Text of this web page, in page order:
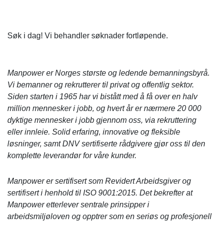
Søk i dag! Vi behandler søknader fortløpende.
Manpower er Norges største og ledende bemanningsbyrå.
Vi bemanner og rekrutterer til privat og offentlig sektor.
Siden starten i 1965 har vi bistått med å få over en halv
million mennesker i jobb, og hvert år er nærmere 20 000
dyktige mennesker i jobb gjennom oss, via rekruttering
eller innleie. Solid erfaring, innovative og fleksible
løsninger, samt DNV sertifiserte rådgivere gjør oss til den
komplette leverandør for våre kunder.
Manpower er sertifisert som Revidert Arbeidsgiver og
sertifisert i henhold til ISO 9001:2015. Det bekrefter at
Manpower etterlever sentrale prinsipper i
arbeidsmiljøloven og opptrer som en seriøs og profesjonell